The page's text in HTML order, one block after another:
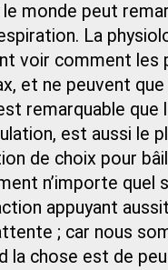
monde peut
La
voir comment les
et ne peuvent
remarquable que
est aussi le
de choix pour
n’importe quel
appuyant
; car nous
la chose est de